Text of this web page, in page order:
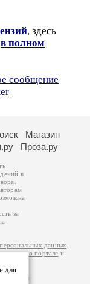
, здесь
в полном
сообщение
для
Магазин
Проза.ру
в
за
данных
о портале и
тысяч